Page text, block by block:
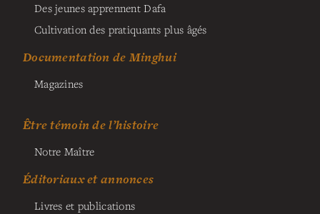
Des jeunes apprennent Dafa
Cultivation des pratiquants plus âgés
Documentation de Minghui
Magazines
Être témoin de l’histoire
Notre Maître
Éditoriaux et annonces
Livres et publications